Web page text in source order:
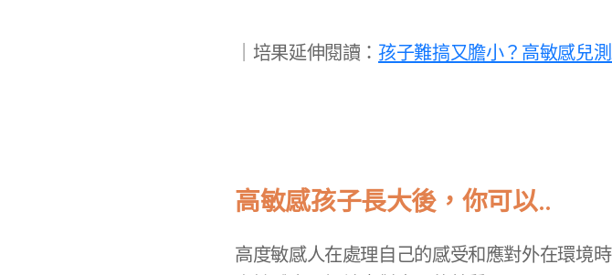
​｜培果延伸閱讀： 孩子難搞又膽小？高敏感兒
高敏感孩子長大後，你可以..
高度敏感人在處理自己的感受和應對外在環境